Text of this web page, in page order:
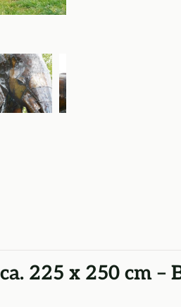
225 x 250 cm